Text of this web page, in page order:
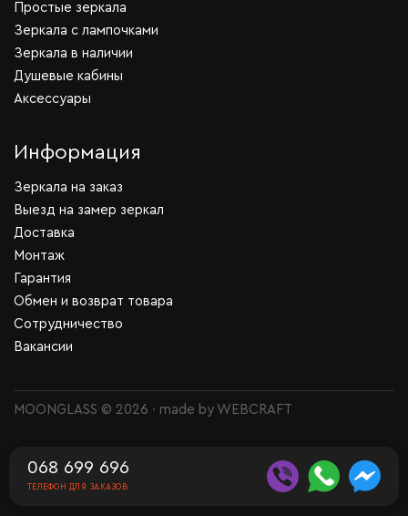
Простые зеркала
Зеркала с лампочками
Зеркала в наличии
Душевые кабины
Аксессуары
Информация
Зеркала на заказ
Выезд на замер зеркал
Доставка
Монтаж
Гарантия
Обмен и возврат товара
Сотрудничество
Вакансии
MOONGLASS © 2026 · made by WEBCRAFT
068 699 696
ТЕЛЕФОН ДЛЯ ЗАКАЗОВ